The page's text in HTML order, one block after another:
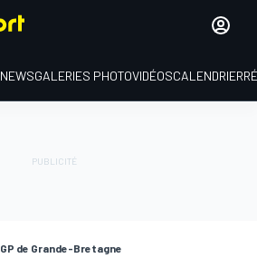
NEWSGALERIES PHOTOVIDÉOSCALENDRIER
GP de Grande-Bretagne